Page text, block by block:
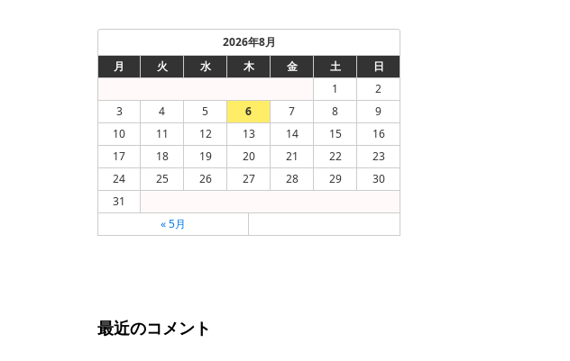
2026年8月
月
火 水 木 金 土
日
1
2
3
4 5 6 7 8
9
10
11 12 13 14 15
16
17
18 19 20 21 22
23
24
25 26 27 28 29
30
31
« 5月
最近のコメント